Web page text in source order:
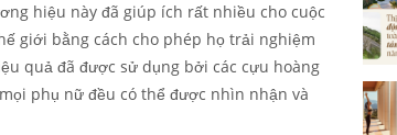
hiệu này đã giúp ích rất nhiều cho cuộc
giới bằng cách cho phép họ trải nghiệm
quả đã được sử dụng bởi các cựu hoàng
phụ nữ đều có thể được nhìn nhận và